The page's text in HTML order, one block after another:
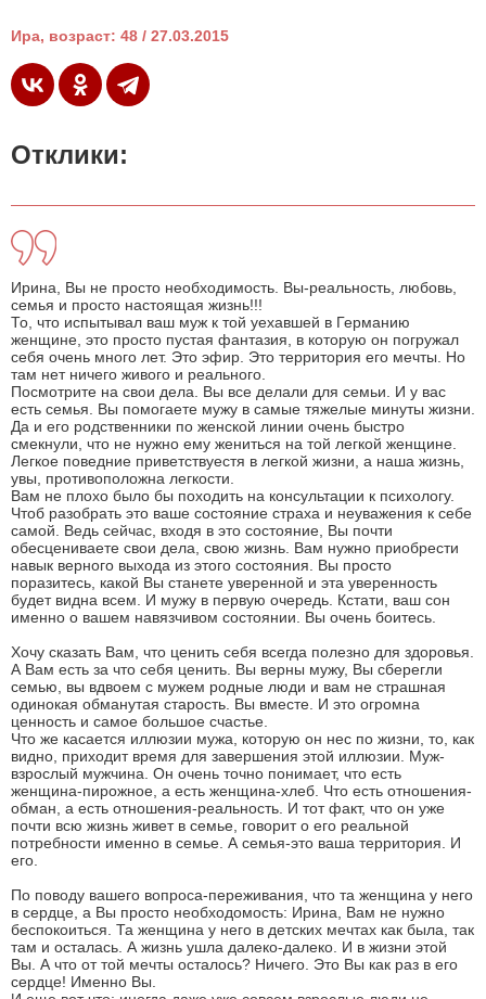
Ира, возраст: 48 / 27.03.2015
Отклики:
Ирина, Вы не просто необходимость. Вы-реальность, любовь,
семья и просто настоящая жизнь!!!
То, что испытывал ваш муж к той уехавшей в Германию
женщине, это просто пустая фантазия, в которую он погружал
себя очень много лет. Это эфир. Это территория его мечты. Но
там нет ничего живого и реального.
Посмотрите на свои дела. Вы все делали для семьи. И у вас
есть семья. Вы помогаете мужу в самые тяжелые минуты жизни.
Да и его родственники по женской линии очень быстро
смекнули, что не нужно ему жениться на той легкой женщине.
Легкое поведние приветствуестя в легкой жизни, а наша жизнь,
увы, противоположна легкости.
Вам не плохо было бы походить на консультации к психологу.
Чтоб разобрать это ваше состояние страха и неуважения к себе
самой. Ведь сейчас, входя в это состояние, Вы почти
обесцениваете свои дела, свою жизнь. Вам нужно приобрести
навык верного выхода из этого состояния. Вы просто
поразитесь, какой Вы станете уверенной и эта уверенность
будет видна всем. И мужу в первую очередь. Кстати, ваш сон
именно о вашем навязчивом состоянии. Вы очень боитесь.
Хочу сказать Вам, что ценить себя всегда полезно для здоровья.
А Вам есть за что себя ценить. Вы верны мужу, Вы сберегли
семью, вы вдвоем с мужем родные люди и вам не страшная
одинокая обманутая старость. Вы вместе. И это огромна
ценность и самое большое счастье.
Что же касается иллюзии мужа, которую он нес по жизни, то, как
видно, приходит время для завершения этой иллюзии. Муж-
взрослый мужчина. Он очень точно понимает, что есть
женщина-пирожное, а есть женщина-хлеб. Что есть отношения-
обман, а есть отношения-реальность. И тот факт, что он уже
почти всю жизнь живет в семье, говорит о его реальной
потребности именно в семье. А семья-это ваша территория. И
его.
По поводу вашего вопроса-переживания, что та женщина у него
в сердце, а Вы просто необходомость: Ирина, Вам не нужно
беспокоиться. Та женщина у него в детских мечтах как была, так
там и осталась. А жизнь ушла далеко-далеко. И в жизни этой
Вы. А что от той мечты осталось? Ничего. Это Вы как раз в его
сердце! Именно Вы.